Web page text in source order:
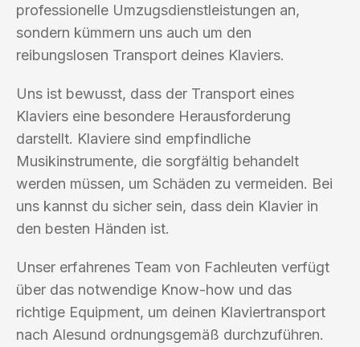
professionelle Umzugsdienstleistungen an,
sondern kümmern uns auch um den
reibungslosen Transport deines Klaviers.
Uns ist bewusst, dass der Transport eines
Klaviers eine besondere Herausforderung
darstellt. Klaviere sind empfindliche
Musikinstrumente, die sorgfältig behandelt
werden müssen, um Schäden zu vermeiden. Bei
uns kannst du sicher sein, dass dein Klavier in
den besten Händen ist.
Unser erfahrenes Team von Fachleuten verfügt
über das notwendige Know-how und das
richtige Equipment, um deinen Klaviertransport
nach Alesund ordnungsgemäß durchzuführen.